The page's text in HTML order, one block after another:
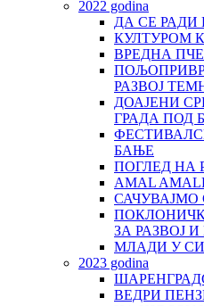
2022 godina
ДА СЕ РАДИ
КУЛТУРОМ
ВРЕДНА
РАЗВОЈ
ДОАЈЕНИ
ГРАДА ПОД
БАЊЕ
ПОГЛЕД НА
AMAL
САЧУВАЈМО
ЗА РАЗВОЈ
МЛАДИ У
2023 godina
ВЕДРИ